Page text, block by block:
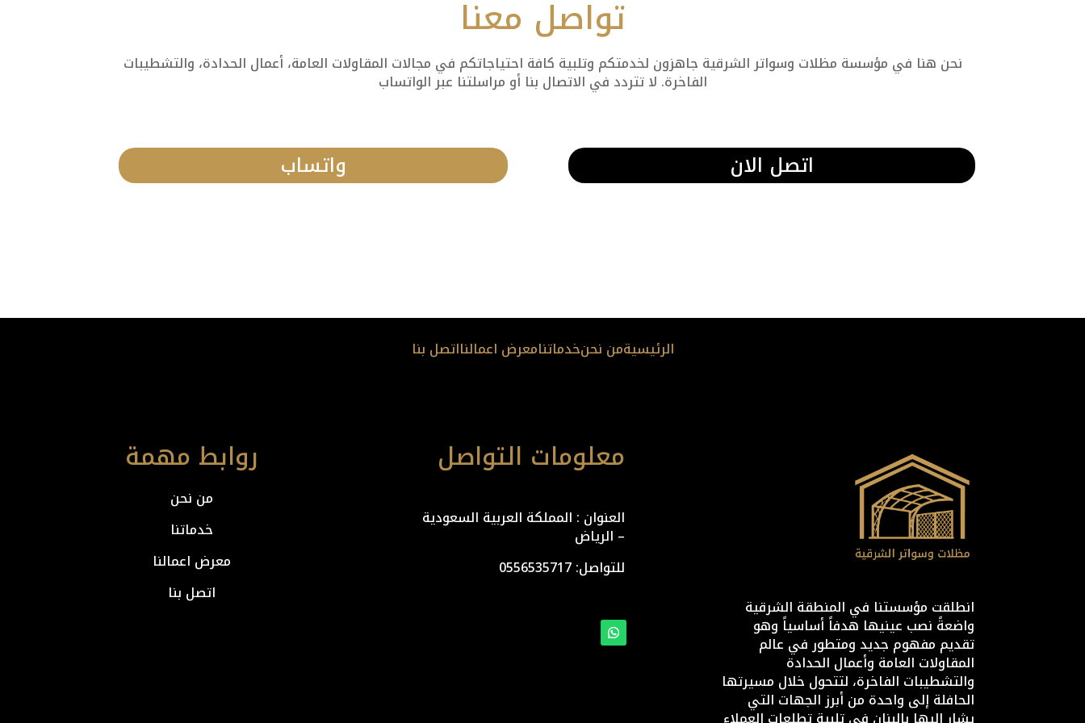
تواصل معنا
نحن هنا في مؤسسة مظلات وسواتر الشرقية جاهزون لخدمتكم وتلبية كافة احتياجاتكم في مجالات المقاولات العامة، أعمال الحدادة، والتشطيبات
الفاخرة. لا تتردد في الاتصال بنا أو مراسلتنا عبر الواتساب
واتساب اتصل الان
الرئيسيةمن نحنخدماتنامعرض اعمالنااتصل بنا
روابط مهمة
من نحن
خدماتنا
معرض اعمالنا
اتصل بنا
معلومات التواصل
العنوان : المملكة العربية السعودية
– الرياض
للتواصل: ⁦0556535717
انطلقت مؤسستنا في المنطقة الشرقية
واضعةً نصب عينيها هدفاً أساسياً وهو
تقديم مفهوم جديد ومتطور في عالم
المقاولات العامة وأعمال الحدادة
والتشطيبات الفاخرة، لتتحول خلال مسيرتها
الحافلة إلى واحدة من أبرز الجهات التي